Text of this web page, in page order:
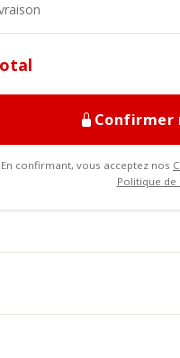
Confirmer
En confirmant, vous acceptez nos
Politique